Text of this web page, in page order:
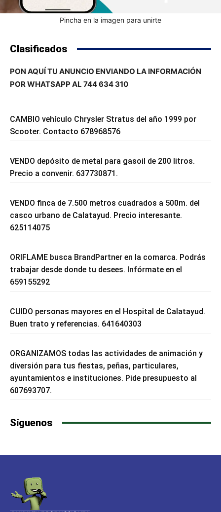
Pincha en la imagen para unirte
Clasificados
PON AQUÍ TU ANUNCIO ENVIANDO LA INFORMACIÓN
POR WHATSAPP AL 744 634 310
CAMBIO vehículo Chrysler Stratus del año 1999 por
Scooter. Contacto 678968576
VENDO depósito de metal para gasoil de 200 litros.
Precio a convenir. 637730871.
VENDO finca de 7.500 metros cuadrados a 500m. del
casco urbano de Calatayud. Precio interesante.
625114075
ORIFLAME busca BrandPartner en la comarca. Podrás
trabajar desde donde tu desees. Infórmate en el
659155292
CUIDO personas mayores en el Hospital de Calatayud.
Buen trato y referencias. 641640303
ORGANIZAMOS todas las actividades de animación y
diversión para tus fiestas, peñas, particulares,
ayuntamientos e instituciones. Pide presupuesto al
607693707.
Síguenos